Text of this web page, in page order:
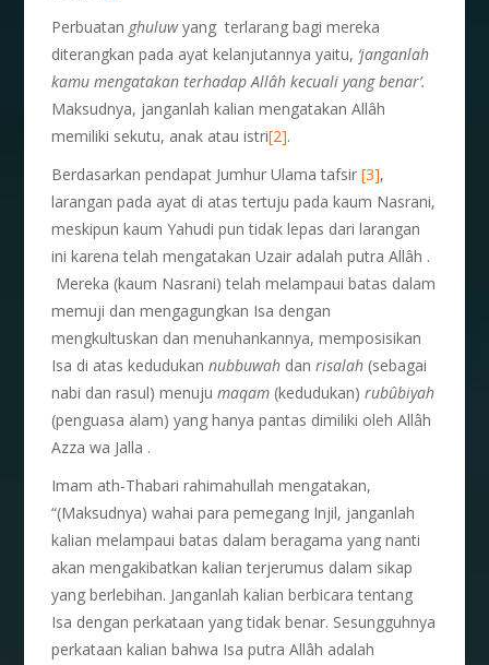
Perbuatan ghuluwyang terlarang bagi mereka
diterangkan pada ayat kelanjutannya yaitu, ‘janganlah
kamu mengatakan terhadap Allâh kecuali yang benar’.
Maksudnya, janganlah kalian mengatakan Allâh
memiliki sekutu, anak atau istri[2].
Berdasarkan pendapat Jumhur Ulama tafsir[3],
larangan pada ayat di atas tertuju pada kaum Nasrani,
meskipun kaum Yahudi pun tidak lepas dari larangan
ini karena telah mengatakan Uzair adalah putra Allâh .
Mereka (kaum Nasrani) telah melampaui batas dalam
memuji dan mengagungkan Isa dengan
mengkultuskan dan menuhankannya, memposisikan
Isa di atas kedudukannubbuwah danrisalah (sebagai
nabi dan rasul) menujumaqam (kedudukan)rubûbiyah
(penguasa alam) yang hanya pantas dimiliki oleh Allâh
Azza wa Jalla .
Imam ath-Thabari rahimahullah mengatakan,
“(Maksudnya) wahai para pemegang Injil, janganlah
kalian melampaui batas dalam beragama yang nanti
akan mengakibatkan kalian terjerumus dalam sikap
yang berlebihan. Janganlah kalian berbicara tentang
Isa dengan perkataan yang tidak benar. Sesungguhnya
perkataan kalian bahwa Isa putra Allâh adalah